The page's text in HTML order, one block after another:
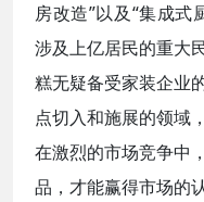
房改造”以及“集成式
涉及上亿居民的重大
糕无疑备受家装企业
点切入和施展的领域
在激烈的市场竞争中
品，才能赢得市场的